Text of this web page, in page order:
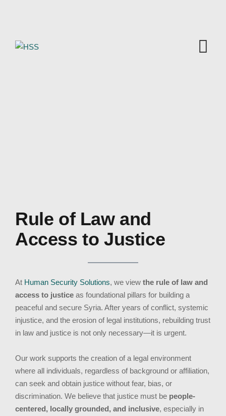
Rule of Law and
Access to Justice
At Human Security Solutions, we view the rule of law and
access to justice as foundational pillars for building a
peaceful and secure Syria. After years of conflict, systemic
injustice, and the erosion of legal institutions, rebuilding trust
in law and justice is not only necessary—it is urgent.
Our work supports the creation of a legal environment
where all individuals, regardless of background or affiliation,
can seek and obtain justice without fear, bias, or
discrimination. We believe that justice must be people-
centered, locally grounded, and inclusive, especially in